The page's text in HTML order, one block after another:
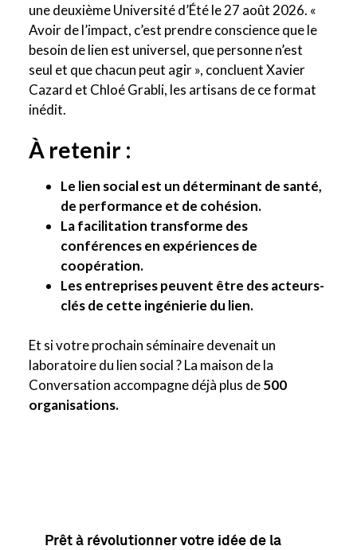
une deuxième Université d’Été le 27 août 2026. «
Avoir de l’impact, c’est prendre conscience que le
besoin de lien est universel, que personne n’est
seul et que chacun peut agir », concluent Xavier
Cazard et Chloé Grabli, les artisans de ce format
inédit.
À retenir :
Le lien social est un déterminant de santé,
de performance et de cohésion.
La facilitation transforme des
conférences en expériences de
coopération.
Les entreprises peuvent être des acteurs-
clés de cette ingénierie du lien.
Et si votre prochain séminaire devenait un
laboratoire du lien social ? La maison de la
Conversation accompagne déjà plus de500
organisations.
Prêt à révolutionner votre idée de la